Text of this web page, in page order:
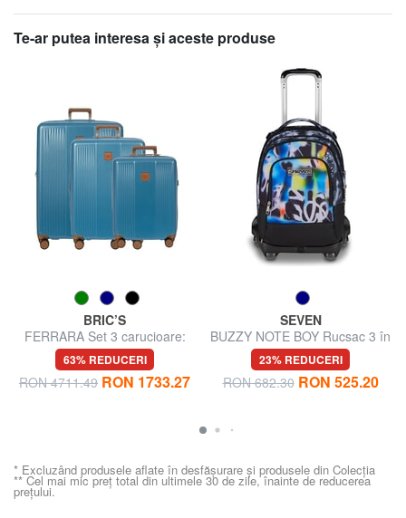
Te-ar putea interesa şi aceste produse
BRIC’S
FERRARA Set 3 carucioare:
cabina, extensibil mediu si
mare
63% REDUCERI
RON 4711.49 RON 1733.27
SEVEN
BUZZY NOTE BOY Rucsac 3 în
1
23% REDUCERI
RON 682.30 RON 525.20
* Excluzând produsele aflate în desfășurare și produsele din Colecția
** Cel mai mic preț total din ultimele 30 de zile, înainte de reducerea
prețului.